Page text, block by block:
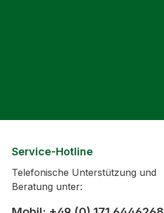
Service-Hotline
Telefonische Unterstützung und
Beratung unter: